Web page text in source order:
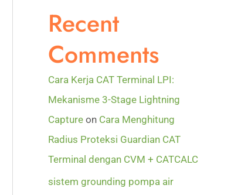
Recent
Comments
Cara Kerja CAT Terminal LPI:
Mekanisme 3-Stage Lightning
Capture on Cara Menghitung
Radius Proteksi Guardian CAT
Terminal dengan CVM + CATCALC
sistem grounding pompa air